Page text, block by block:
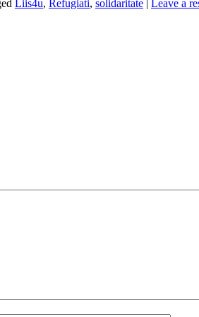
Liis4u, Refugiati, solidaritate | Leave a